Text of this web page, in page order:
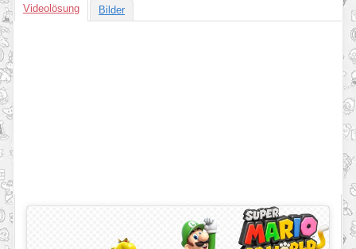
Videolösung Bilder